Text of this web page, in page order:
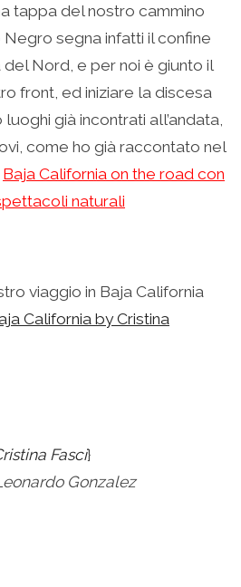
tappa del nostro cammino
segna infatti il confine
Nord, e per noi è giunto il
front, ed iniziare la discesa
già incontrati all’andata,
come ho già raccontato nel
Baja California on the road con
naturali
viaggio in Baja California
California by Cristina
Fasci}
Gonzalez